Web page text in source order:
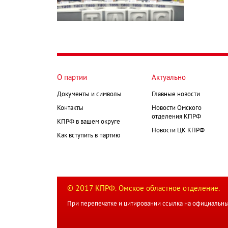
О партии
Документы и символы
Контакты
КПРФ в вашем округе
Как вступить в партию
Актуально
Главные новости
Новости Омского
отделения КПРФ
Новости ЦК КПРФ
© 2017 КПРФ. Омское областное отделение.
При перепечатке и цитировании ссылка на